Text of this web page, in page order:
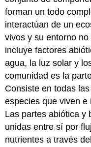
forman un todo
interactúan de un
vivos y su entorno
incluye factores
agua, la luz solar y
comunidad es la
Consiste en todas
especies que viven
Las partes abiótica y
unidas entre sí por
nutrientes a través